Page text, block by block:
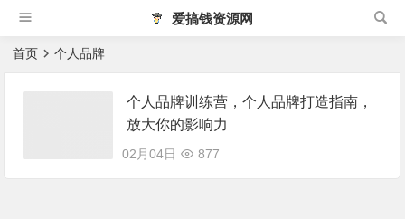
爱搞钱资源网
首页 个人品牌
个人品牌训练营，个人品牌打造指南，
放大你的影响力
02月04日 877